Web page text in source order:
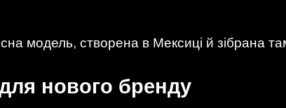
модель, створена в Мексиці й зібрана
нового бренду